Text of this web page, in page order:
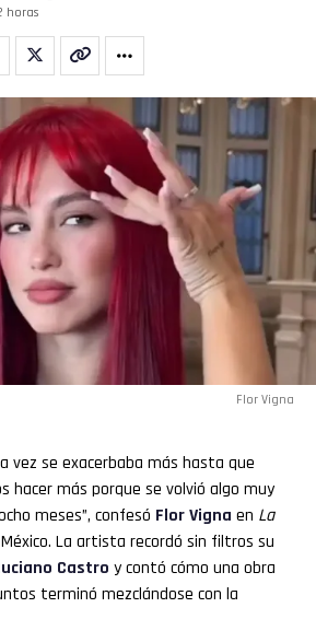
horas
Flor Vigna
vez se exacerbaba más hasta que
hacer más porque se volvió algo muy
meses”, confesó Flor Vigna en La
La artista recordó sin filtros su
Castro y contó cómo una obra
terminó mezclándose con la